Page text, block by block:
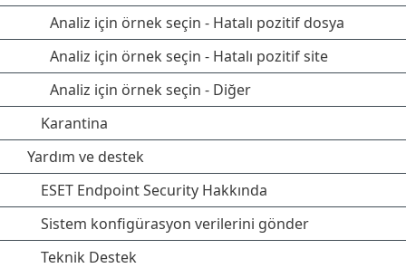
Analiz için örnek seçin - Hatalı pozitif dosya
Analiz için örnek seçin - Hatalı pozitif site
Analiz için örnek seçin - Diğer
Karantina
Yardım ve destek
ESET Endpoint Security Hakkında
Sistem konfigürasyon verilerini gönder
Teknik Destek